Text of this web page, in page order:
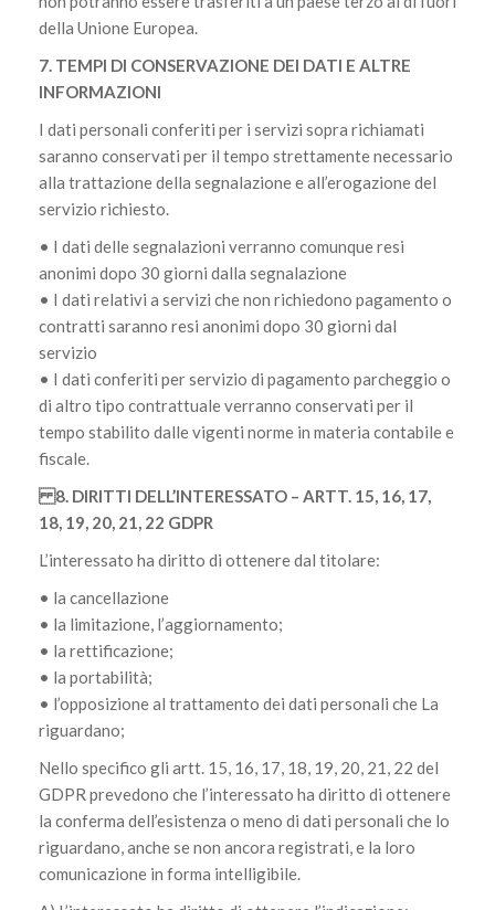
della Unione Europea.
7. TEMPI DI CONSERVAZIONE DEI DATI E ALTRE
INFORMAZIONI
I dati personali conferiti per i servizi sopra richiamati
saranno conservati per il tempo strettamente necessario
alla trattazione della segnalazione e all’erogazione del
servizio richiesto.
• I dati delle segnalazioni verranno comunque resi
anonimi dopo 30 giorni dalla segnalazione
• I dati relativi a servizi che non richiedono pagamento o
contratti saranno resi anonimi dopo 30 giorni dal
servizio
• I dati conferiti per servizio di pagamento parcheggio o
di altro tipo contrattuale verranno conservati per il
tempo stabilito dalle vigenti norme in materia contabile e
fiscale.
8. DIRITTI DELL’INTERESSATO – ARTT. 15, 16, 17,
18, 19, 20, 21, 22 GDPR
L’interessato ha diritto di ottenere dal titolare:
• la cancellazione
• la limitazione, l’aggiornamento;
• la rettificazione;
• la portabilità;
• l’opposizione al trattamento dei dati personali che La
riguardano;
Nello specifico gli artt. 15, 16, 17, 18, 19, 20, 21, 22 del
GDPR prevedono che l’interessato ha diritto di ottenere
la conferma dell’esistenza o meno di dati personali che lo
riguardano, anche se non ancora registrati, e la loro
comunicazione in forma intelligibile.